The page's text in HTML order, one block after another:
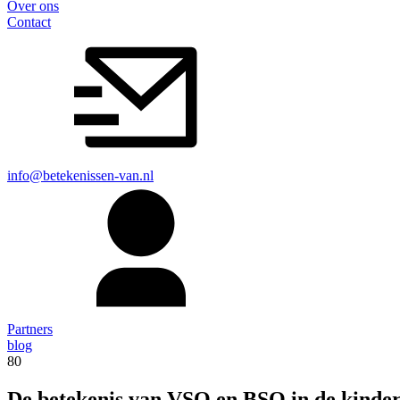
Over ons
Contact
info@betekenissen-van.nl
Partners
blog
80